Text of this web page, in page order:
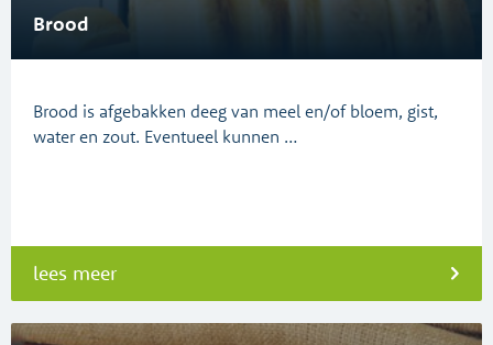
Brood
Brood is afgebakken deeg van meel en/of bloem, gist,
water en zout. Eventueel kunnen …
lees meer